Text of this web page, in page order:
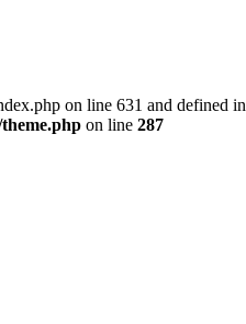
on line 631 and defined in
on line 287